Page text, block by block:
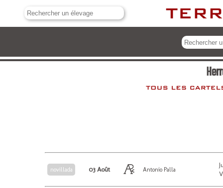
novillada 03 Août Antonio Palla